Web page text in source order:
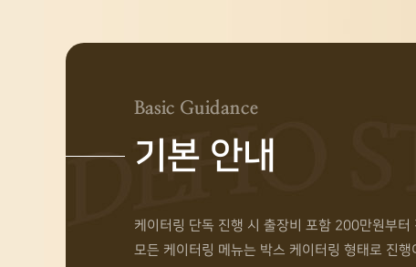
Basic Guidance
기본 안내
케이터링 단독 진행 시 출장비 포함 200만원부터
모든 케이터링 메뉴는 박스 케이터링 형태로 진행